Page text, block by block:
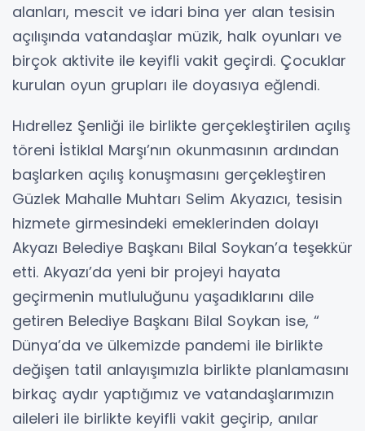
alanları, mescit ve idari bina yer alan tesisin
açılışında vatandaşlar müzik, halk oyunları ve
birçok aktivite ile keyifli vakit geçirdi. Çocuklar
kurulan oyun grupları ile doyasıya eğlendi.
Hıdrellez Şenliği ile birlikte gerçekleştirilen açılış
töreni İstiklal Marşı’nın okunmasının ardından
başlarken açılış konuşmasını gerçekleştiren
Güzlek Mahalle Muhtarı Selim Akyazıcı, tesisin
hizmete girmesindeki emeklerinden dolayı
Akyazı Belediye Başkanı Bilal Soykan’a teşekkür
etti. Akyazı’da yeni bir projeyi hayata
geçirmenin mutluluğunu yaşadıklarını dile
getiren Belediye Başkanı Bilal Soykan ise, “
Dünya’da ve ülkemizde pandemi ile birlikte
değişen tatil anlayışımızla birlikte planlamasını
birkaç aydır yaptığımız ve vatandaşlarımızın
aileleri ile birlikte keyifli vakit geçirip, anılar